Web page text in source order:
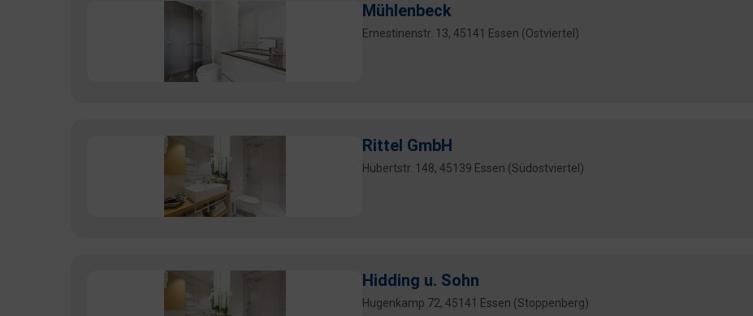
Mühlenbeck
Ernestinenstr. 13, 45141 Essen (Ostviertel)
Rittel GmbH
Hubertstr. 148, 45139 Essen (Südostviertel)
Hidding u. Sohn
Hugenkamp 72, 45141 Essen (Stoppenberg)